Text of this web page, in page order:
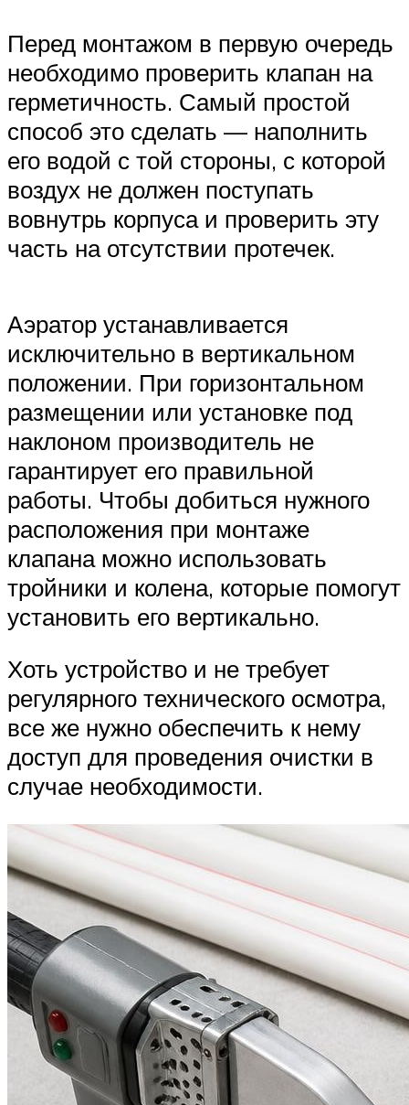
Перед монтажом в первую очередь
необходимо проверить клапан на
герметичность. Самый простой
способ это сделать — наполнить
его водой с той стороны, с которой
воздух не должен поступать
вовнутрь корпуса и проверить эту
часть на отсутствии протечек.
Аэратор устанавливается
исключительно в вертикальном
положении. При горизонтальном
размещении или установке под
наклоном производитель не
гарантирует его правильной
работы. Чтобы добиться нужного
расположения при монтаже
клапана можно использовать
тройники и колена, которые помогут
установить его вертикально.
Хоть устройство и не требует
регулярного технического осмотра,
все же нужно обеспечить к нему
доступ для проведения очистки в
случае необходимости.